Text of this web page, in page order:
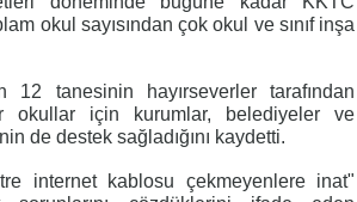
okul sayısından çok okul ve sınıf inşa
12 tanesinin hayırseverler tarafından
okullar için kurumlar, belediyeler ve
de destek sağladığını kaydetti.
internet kablosu çekmeyenlere inat"